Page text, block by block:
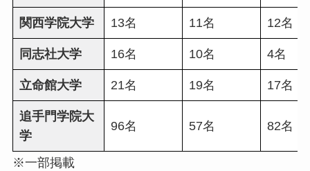
関西学院大学 13名 11名 12名
同志社大学 16名 10名 4名
立命館大学 21名 19名 17名
追手門学院大
学
96名 57名 82名
※一部掲載